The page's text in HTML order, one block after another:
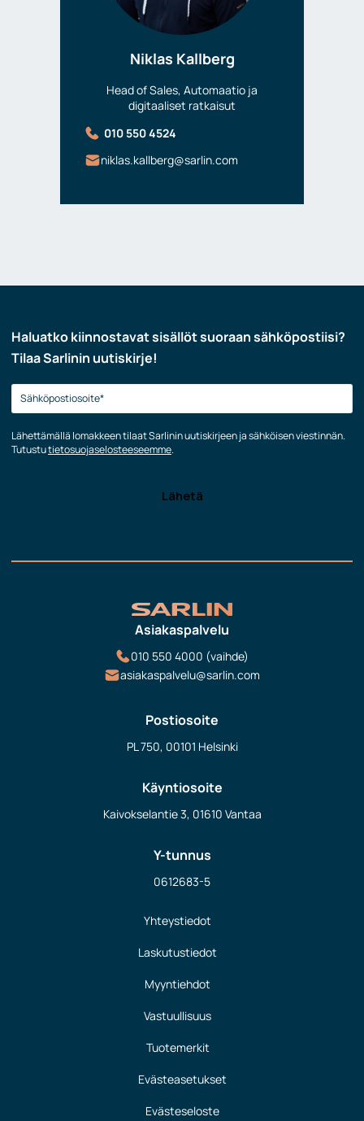
Niklas Kallberg
Head of Sales, Automaatio ja
digitaaliset ratkaisut
010 550 4524
niklas.kallberg@sarlin.com
Haluatko kiinnostavat sisällöt suoraan sähköpostiisi?
Tilaa Sarlinin uutiskirje!
Lähettämällä lomakkeen tilaat Sarlinin uutiskirjeen ja sähköisen viestinnän.
Tutustutietosuojaselosteeseemme.
Asiakaspalvelu
010 550 4000 (vaihde)
asiakaspalvelu@sarlin.com
Postiosoite
PL 750, 00101 Helsinki
Käyntiosoite
Kaivokselantie 3, 01610 Vantaa
Y-tunnus
0612683-5
Yhteystiedot
Laskutustiedot
Myyntiehdot
Vastuullisuus
Tuotemerkit
Evästeasetukset
Evästeseloste